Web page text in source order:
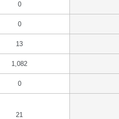
0
0
13
1,082
0
21